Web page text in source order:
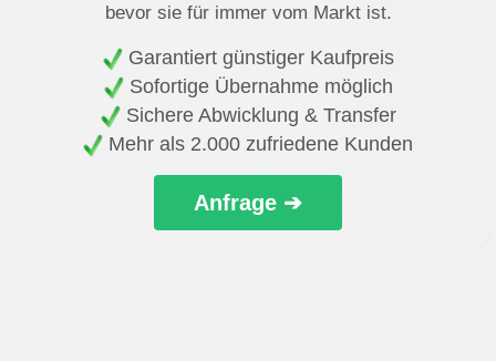
bevor sie für immer vom Markt ist.
Garantiert günstiger Kaufpreis
Sofortige Übernahme möglich
Sichere Abwicklung & Transfer
Mehr als 2.000 zufriedene Kunden
Anfrage ➔